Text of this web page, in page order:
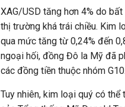
XAG/USD tăng hơn 4% do
thị trường khá trái chiều. Kim
qua mức tăng từ 0,24% đến
ngoại hối, đồng Đô la Mỹ đã
các đồng tiền thuộc nhóm G10.
Tuy nhiên, kim loại quý có